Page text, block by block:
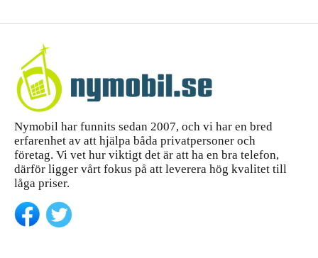
Nymobil har funnits sedan 2007, och vi har en bred
erfarenhet av att hjälpa båda privatpersoner och
företag. Vi vet hur viktigt det är att ha en bra telefon,
därför ligger vårt fokus på att leverera hög kvalitet till
låga priser.